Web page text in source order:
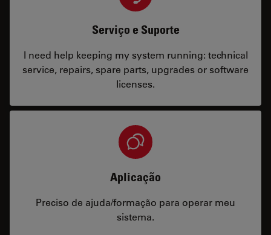
Serviço e Suporte
I need help keeping my system running: technical
service, repairs, spare parts, upgrades or software
licenses.
Aplicação
Preciso de ajuda/formação para operar meu
sistema.